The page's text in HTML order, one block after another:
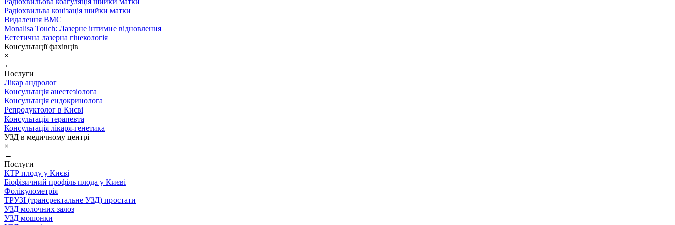
Радіохвильва конізація шийки матки
Видалення ВМС
Monalisa Touch: Лазерне інтимне відновлення
Естетична лазерна гінекологія
Консультації фахівців
×
←
Послуги
Лікар андролог
Консультація анестезіолога
Консультація ендокринолога
Репродуктолог в Києві
Консультація терапевта
Консультація лікаря-генетика
УЗД в медичному центрі
×
←
Послуги
КТР плоду у Києві
Біофізичний профіль плода у Києві
Фолікулометрія
ТРУЗІ (трансректальне УЗД) простати
УЗД молочних залоз
УЗД мошонки